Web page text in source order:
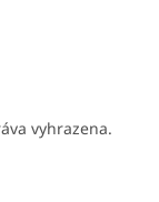
vyhrazena.